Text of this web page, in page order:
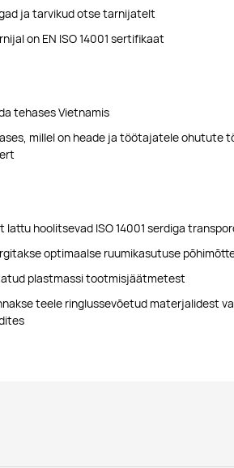
ja tarvikud otse tarnijatelt
on EN ISO 14001 sertifikaat
tehases Vietnamis
millel on heade ja töötajatele ohutute
lattu hoolitsevad ISO 14001 serdiga
optimaalse ruumikasutuse
plastmassi tootmisjäätmetest
teele ringlussevõetud materjalidest